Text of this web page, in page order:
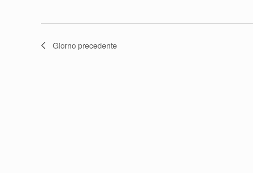
2024
Giorno precedente